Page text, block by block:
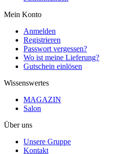
Mein Konto
Anmelden
Registrieren
Passwort vergessen?
Wo ist meine Lieferung?
Gutschein einlösen
Wissenswertes
MAGAZIN
Salon
Über uns
Unsere Gruppe
Kontakt